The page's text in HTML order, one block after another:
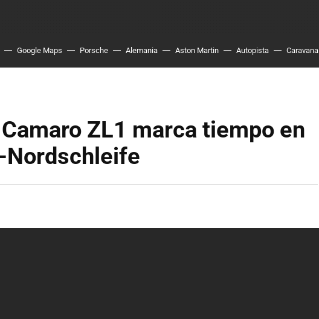
Google Maps Porsche Alemania Aston Martin Autopista Caravana
ZL1 marca tiempo en